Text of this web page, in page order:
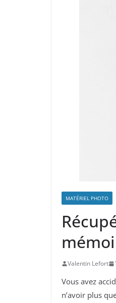
MATÉRIEL PHOTO
Valentin Lefort
Vous avez
n’avoir plus